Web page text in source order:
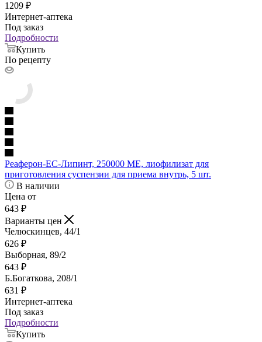
1209 ₽
Интернет-аптека
Под заказ
Подробности
Купить
По рецепту
Реаферон-ЕС-Липинт, 250000 МЕ, лиофилизат для
приготовления суспензии для приема внутрь, 5 шт.
В наличии
Цена от
643 ₽
Варианты цен
Челюскинцев, 44/1
626 ₽
Выборная, 89/2
643 ₽
Б.Богаткова, 208/1
631 ₽
Интернет-аптека
Под заказ
Подробности
Купить